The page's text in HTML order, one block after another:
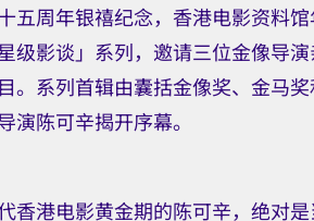
城市售票网发售。
五周年银禧纪念，香港电影资料
级影谈」系列，邀请三位金像导
。系列首辑由囊括金像奖、金马
演陈可辛揭开序幕。
香港电影黄金期的陈可辛，绝对